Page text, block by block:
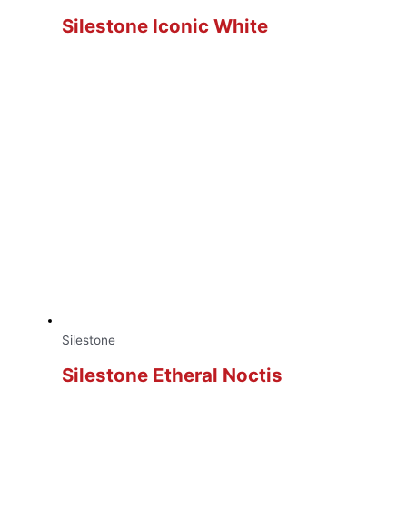
Silestone Iconic White
Silestone
Silestone Etheral Noctis